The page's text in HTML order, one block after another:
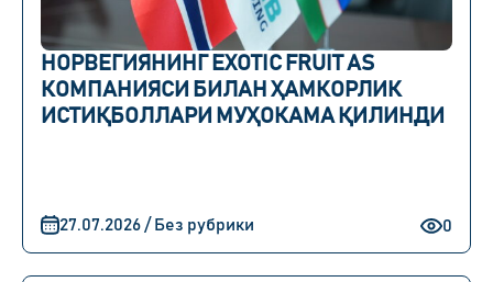
НОРВЕГИЯНИНГ EXOTIC FRUIT AS
КОМПАНИЯСИ БИЛАН ҲАМКОРЛИК
ИСТИҚБОЛЛАРИ МУҲОКАМА ҚИЛИНДИ
0
27.07.2026 / Без рубрики